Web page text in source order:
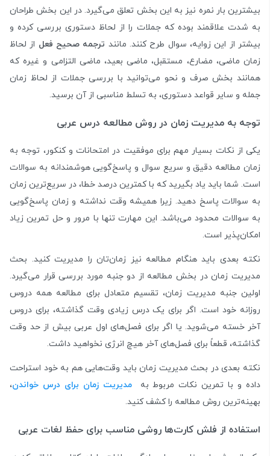
بیشترین بار نمره نیز به این بخش تعلق می‌گیرد. در این بخش طراحان
به شدت علاقمند بوده که جملات را از لحاظ دستوری بررسی کرده و
بیشتر از این زوایه، سوال طرح کنند. مانند ترجمه صحیح فعل از لحاظ
زمان ماضی، مضارع، مستقبل، ماضی بعید، ماضی التزامی و غیره که
همانند بخش صرف و نحو می‌توانید با بررسی جملات از لحاظ زمان
جمله و سایر قواعد دستوری، به تسلط مناسبی از آن برسید.
توجه به مدیریت زمان در روش مطالعه درس عربی
یکی از نکات بسیار مهم برای موفقیت در امتحانات و کنکور، توجه به
زمان مطالعه دقیق و سریع سوال و پاسخ‌گویی هوشمندانه به سوالات
است. شما باید یاد بگیرید که با کمترین درصد خطا، در سریع‌ترین زمان
به سوالات پاسخ دهید. زیرا همیشه وقت نداشته و زمان پاسخ‌گویی‌
به سوالات محدود می‌باشد. این مهارت تنها با مرور و حل تمرین زیاد
امکان‌پذیر است.
نکته بعدی باید هنگام مطالعه نیز زمان‌تان را مدیریت کنید. بحث
مدیریت زمان در بخش مطالعه از دو جنبه مورد بررسی قرار می‌گیرد.
اولین جنبه مدیریت زمان، تقسیم متعادل برای مطالعه همه دروس
روزانه خود است. اگر برای یک درس زیادی وقت گذاشته، برای دروس
آخر خسته می‌شوید. یا اگر برای فصل‌های اول عربی بیش از حد وقت
گذاشته، قطعاً برای فصل‌های آخر هیچ انرژی‌ نخواهید داشت.
نکته بعدی در بحث مدیریت زمان باید وقت‌هایی هم به خود استراحت
داده و با تمرین نکات مربوط به
مدیریت زمان برای درس خواندن،
بهینه‌ترین روش مطالعه را کشف کنید.
استفاده از فلش کارت‌ها روشی مناسب برای حفظ لغات عربی